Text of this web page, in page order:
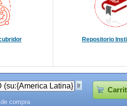
Repositorio
compra